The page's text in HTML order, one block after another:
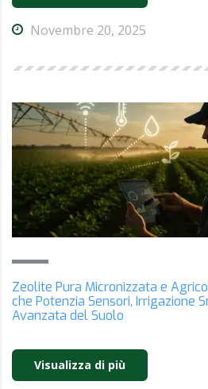
Novembre 20, 2025
Zeolite Pura Micronizzata e
che Potenzia Sensori, Irrigazione
Avanzata del Suolo
Visualizza di più